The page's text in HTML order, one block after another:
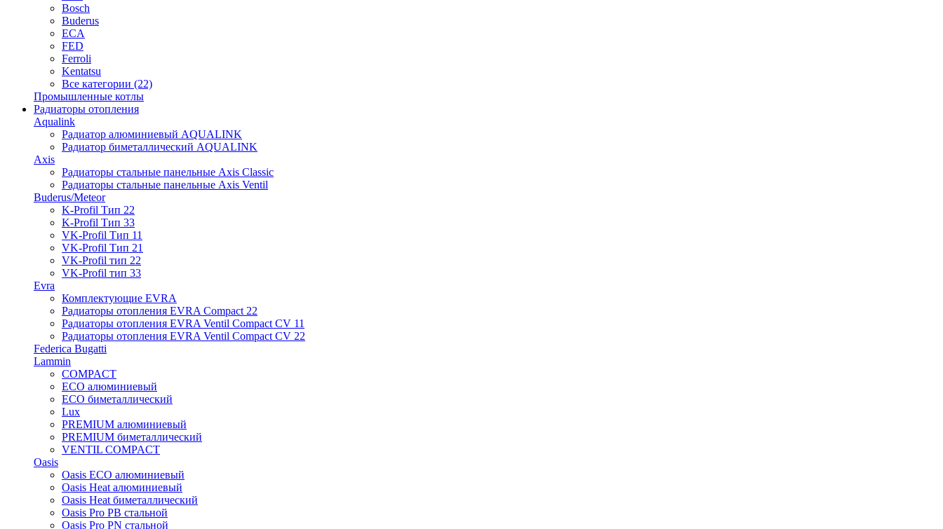
Bosch
Buderus
ECA
FED
Ferroli
Kentatsu
Все категории (22)
Промышленные котлы
Радиаторы отопления
Aqualink
Радиатор алюминиевый AQUALINK
Радиатор биметаллический AQUALINK
Axis
Радиаторы стальные панельные Axis Classic
Радиаторы стальные панельные Axis Ventil
Buderus/Meteor
K-Profil Тип 22
K-Profil Тип 33
VK-Profil Тип 11
VK-Profil Тип 21
VK-Profil тип 22
VK-Profil тип 33
Evra
Комплектующие EVRA
Радиаторы отопления EVRA Compact 22
Радиаторы отопления EVRA Ventil Compact CV 11
Радиаторы отопления EVRA Ventil Compact CV 22
Federica Bugatti
Lammin
COMPACT
ECO алюминиевый
ECO биметаллический
Lux
PREMIUM алюминиевый
PREMIUM биметаллический
VENTIL COMPACT
Oasis
Oasis ECO алюминиевый
Oasis Heat алюминиевый
Oasis Heat биметаллический
Oasis Pro PB стальной
Oasis Pro PN стальной